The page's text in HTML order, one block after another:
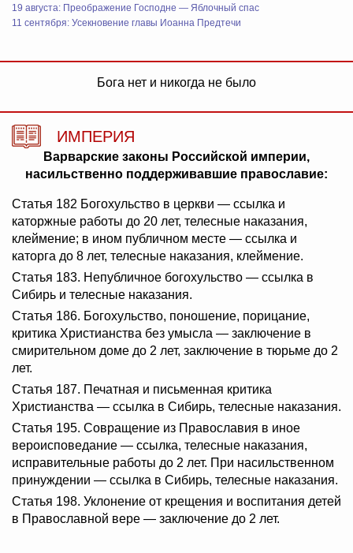
19 августа: Преображение Господне — Яблочный спас
11 сентября: Усекновение главы Иоанна Предтечи
Бога нет и никогда не было
ИМПЕРИЯ
Варварские законы Российской империи,
насильственно поддерживавшие православие:
Статья 182 Богохульство в церкви — ссылка и
каторжные работы до 20 лет, телесные наказания,
клеймение; в ином публичном месте — ссылка и
каторга до 8 лет, телесные наказания, клеймение.
Статья 183. Непубличное богохульство — ссылка в
Сибирь и телесные наказания.
Статья 186. Богохульство, поношение, порицание,
критика Христианства без умысла — заключение в
смирительном доме до 2 лет, заключение в тюрьме до 2
лет.
Статья 187. Печатная и письменная критика
Христианства — ссылка в Сибирь, телесные наказания.
Статья 195. Совращение из Православия в иное
вероисповедание — ссылка, телесные наказания,
исправительные работы до 2 лет. При насильственном
принуждении — ссылка в Сибирь, телесные наказания.
Статья 198. Уклонение от крещения и воспитания детей
в Православной вере — заключение до 2 лет.